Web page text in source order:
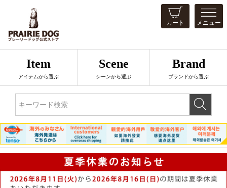
カート メニュー
Item
アイテムから選ぶ
Scene
シーンから選ぶ
Brand
ブランドから選ぶ